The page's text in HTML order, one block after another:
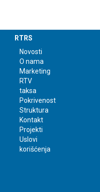
RTRS
Novosti
O nama
Marketing
RTV
taksa
Pokrivenost
Struktura
Kontakt
Projekti
Uslovi
korišćenja